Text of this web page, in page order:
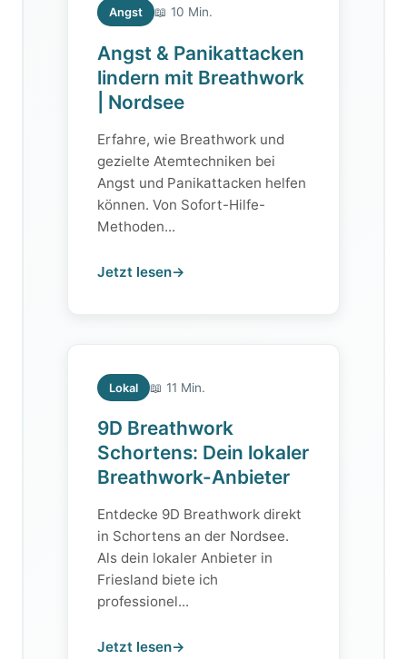
Angst 📖 10 Min.
Angst & Panikattacken
lindern mit Breathwork
| Nordsee
Erfahre, wie Breathwork und
gezielte Atemtechniken bei
Angst und Panikattacken helfen
können. Von Sofort-Hilfe-
Methoden...
Jetzt lesen→
Lokal 📖 11 Min.
9D Breathwork
Schortens: Dein lokaler
Breathwork-Anbieter
Entdecke 9D Breathwork direkt
in Schortens an der Nordsee.
Als dein lokaler Anbieter in
Friesland biete ich
professionel...
Jetzt lesen→